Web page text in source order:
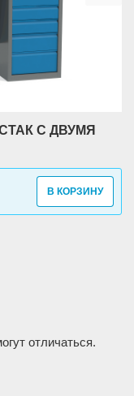
С ДВУМЯ
В КОРЗИНУ
отличаться.